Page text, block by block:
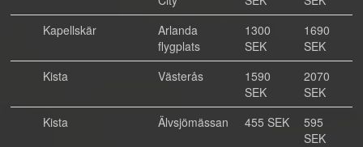
Kapellskär
Arlanda
flygplats
1300
SEK
1690
SEK
Kista
Västerås
1590
SEK
2070
SEK
Kista
Älvsjömässan 455 SEK
595
SEK